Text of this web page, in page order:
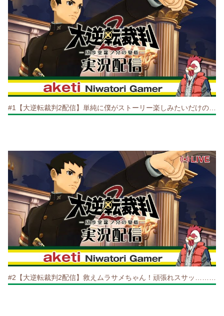
#1【大逆転裁判2配信】単純に僕がストーリー楽しみたいだけの配信！
#2【大逆転裁判2配信】救えムラサメちゃん！頑張れスサッ……龍太郎！